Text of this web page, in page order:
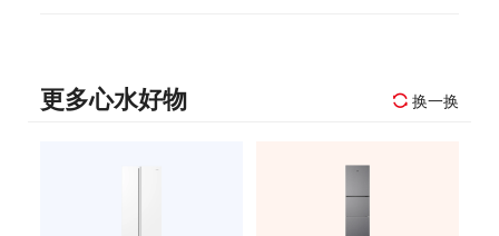
更多心水好物 换一换